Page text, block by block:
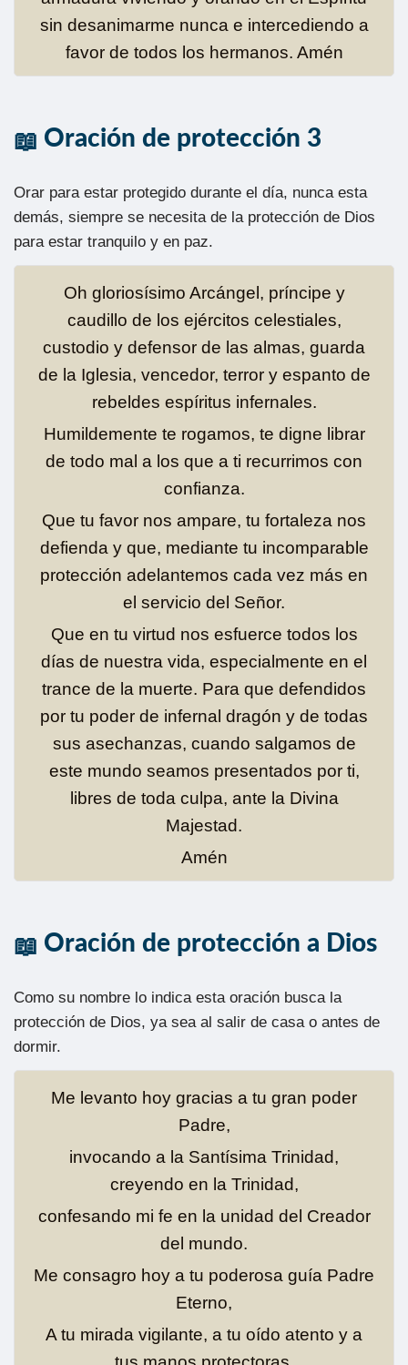
sin desanimarme nunca e intercediendo a
favor de todos los hermanos. Amén
Oración de protección 3
Orar para estar protegido durante el día, nunca esta
demás, siempre se necesita de la protección de Dios
para estar tranquilo y en paz.
Oh gloriosísimo Arcángel, príncipe y
caudillo de los ejércitos celestiales,
custodio y defensor de las almas, guarda
de la Iglesia, vencedor, terror y espanto de
rebeldes espíritus infernales.
Humildemente te rogamos, te digne librar
de todo mal a los que a ti recurrimos con
confianza.
Que tu favor nos ampare, tu fortaleza nos
defienda y que, mediante tu incomparable
protección adelantemos cada vez más en
el servicio del Señor.
Que en tu virtud nos esfuerce todos los
días de nuestra vida, especialmente en el
trance de la muerte. Para que defendidos
por tu poder de infernal dragón y de todas
sus asechanzas, cuando salgamos de
este mundo seamos presentados por ti,
libres de toda culpa, ante la Divina
Majestad.
Amén
Oración de protección a Dios
Como su nombre lo indica esta oración busca la
protección de Dios, ya sea al salir de casa o antes de
dormir.
Me levanto hoy gracias a tu gran poder
Padre,
invocando a la Santísima Trinidad,
creyendo en la Trinidad,
confesando mi fe en la unidad del Creador
del mundo.
Me consagro hoy a tu poderosa guía Padre
Eterno,
A tu mirada vigilante, a tu oído atento y a